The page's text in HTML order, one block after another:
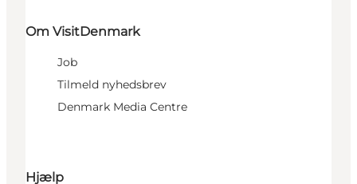
Om VisitDenmark
Job
Tilmeld nyhedsbrev
Denmark Media Centre
Hjælp